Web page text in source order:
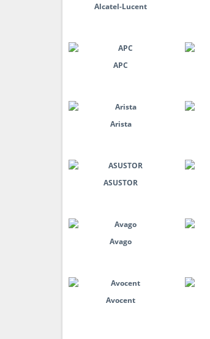
Alcatel-Lucent
APC
Arista
ASUSTOR
Avago
Avocent